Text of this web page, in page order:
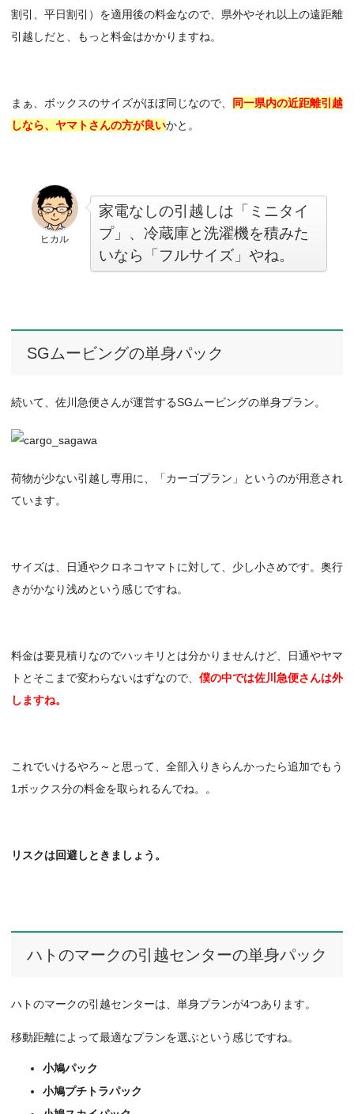
割引、平日割引）を適用後の料金なので、県外やそれ以上の遠距離
引越しだと、もっと料金はかかりますね。
まぁ、ボックスのサイズがほぼ同じなので、
同一県内の近距離引越
しなら、ヤマトさんの方が良いかと。
ヒカル
家電なしの引越しは「ミニタイ
プ」、冷蔵庫と洗濯機を積みた
いなら「フルサイズ」やね。
SGムービングの単身パック
続いて、佐川急便さんが運営するSGムービングの単身プラン。
荷物が少ない引越し専用に、「カーゴプラン」というのが用意され
ています。
サイズは、日通やクロネコヤマトに対して、少し小さめです。奥行
きがかなり浅めという感じですね。
料金は要見積りなのでハッキリとは分かりませんけど、日通やヤマ
トとそこまで変わらないはずなので、 僕の中では佐川急便さんは外
しますね。
これでいけるやろ～と思って、全部入りきらんかったら追加でもう
1ボックス分の料金を取られるんでね。。
リスクは回避しときましょう。
ハトのマークの引越センターの単身パック
ハトのマークの引越センターは、単身プランが4つあります。
移動距離によって最適なプランを選ぶという感じですね。
小鳩パック
小鳩プチトラパック